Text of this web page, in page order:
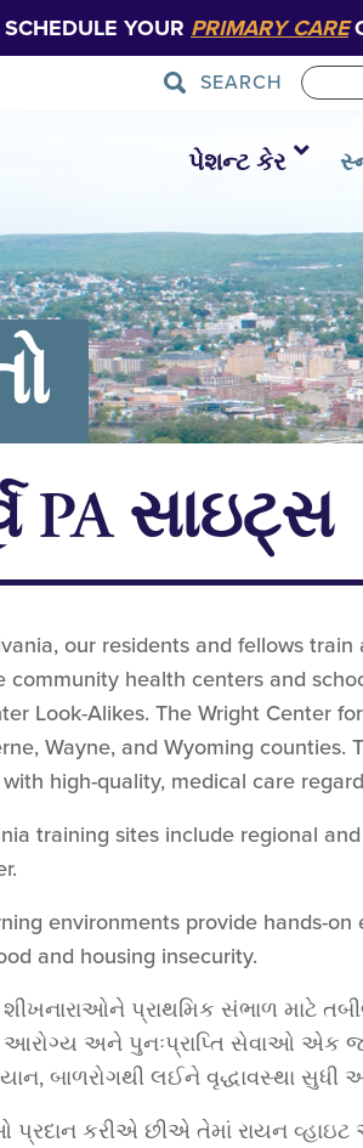
SCHEDULE YOUR PRIMARY CARE
SEARCH
પેશન્ટ કેર
PA સાઇટ્સ
our residents and fellows
community health centers and
Look-Alikes. The Wright Center
Wayne, and Wyoming
high-quality, medical care
training sites include regional
environments provide hands-
and housing insecurity.
પ્રાથમિક સંભાળ માટે
આરોગ્ય અને પુનઃપ્રાપ્તિ સેવાઓ
બાળરોગથી લઈને વૃદ્ધાવસ્થા
પ્રદાન કરીએ છીએ તેમાં રાયન